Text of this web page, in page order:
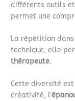
différents outils
permet une
La répétition
technique, elle
thérapeute.
Cette diversité
créativité, l’